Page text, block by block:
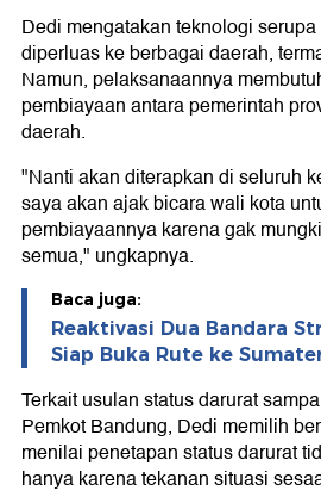
Dedi mengatakan teknologi
diperluas ke berbagai daerah,
Namun, pelaksanaannya
pembiayaan antara pemerintah
daerah.
"Nanti akan diterapkan di seluruh
saya akan ajak bicara wali kota
pembiayaannya karena gak
semua," ungkapnya.
Baca juga:
Reaktivasi Dua Bandara
Siap Buka Rute ke
Terkait usulan status darurat
Pemkot Bandung, Dedi memilih
menilai penetapan status darurat
hanya karena tekanan situasi